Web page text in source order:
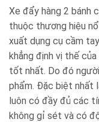
Xe đẩy hàng 2 bánh
thuộc thương hiệu
xuất dụng cụ cầm
khẳng định vị thế
tốt nhất. Do đó
phẩm. Đặc biệt nhất
luôn có đầy đủ các
không gỉ sét và có